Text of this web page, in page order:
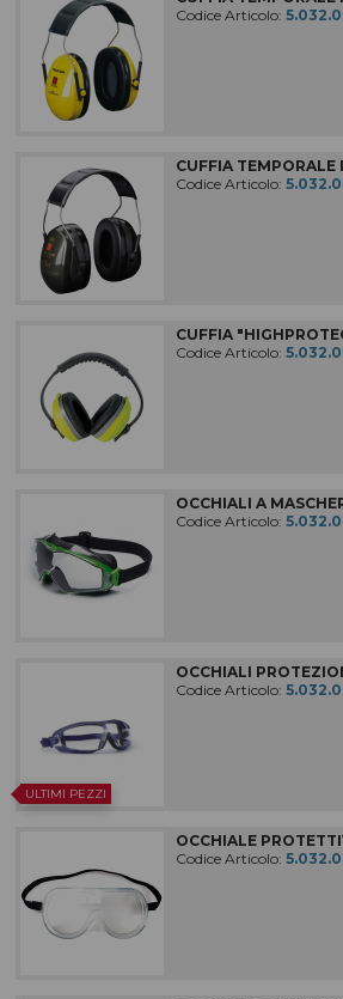
COMPLEMENTI D'ARREDO
MACCHINE PER LA PULIZIA
Macchine, accessori e ricambi
ATTREZZATURE PER LE PULIZIE
In codice colore
MATERIALE RILEVABILE
Al metal detector e ai raggi X
ATTREZZI PER LE PULIZIE
DETERGENTI PER LE PULIZIE
Civili / industriali
PRODOTTI CARTACEI
E sacchi per rifiuti
Codice Articolo:
CUFFIA TEMPORALE
Codice Articolo:
CUFFIA
Codice Articolo:
OCCHIALI A
Codice Articolo:
OCCHIALI
Codice Articolo:
ULTIMI PEZZI
OCCHIALE
Codice Articolo: